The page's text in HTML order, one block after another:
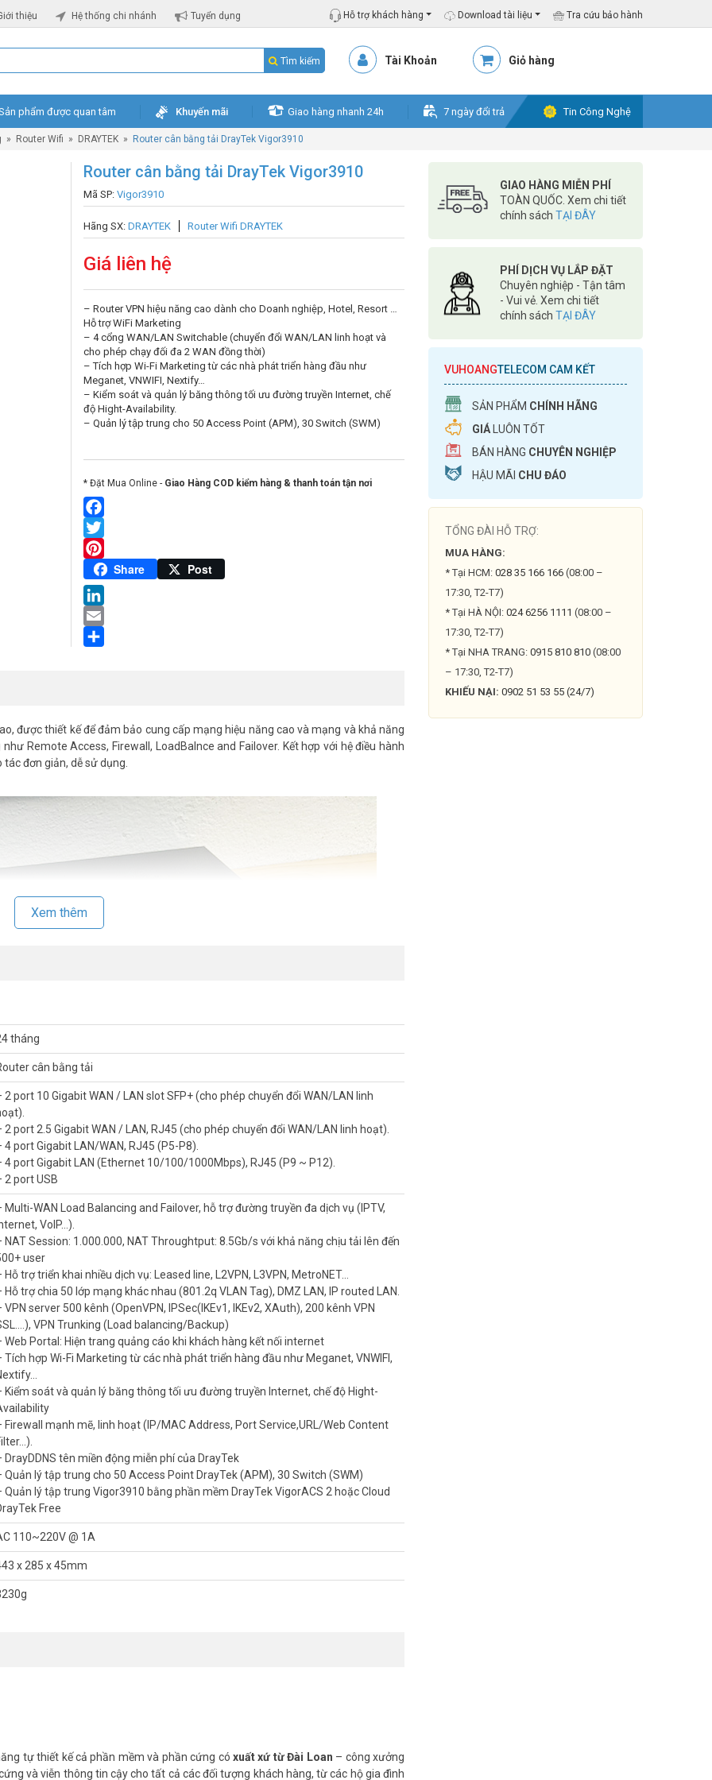
thiệu Hệ thống chi nhánh Tuyển dụng Hỗ trợ khách hàng Download tài liệu Tra cứu bảo hành
Tìm kiếm Tài Khoản Giỏ hàng
phẩm được quan tâm Khuyến mãi Giao hàng nhanh 24h 7 ngày đổi trả Tin Công Nghệ
» Router Wifi » DRAYTEK » Router cân bằng tải DrayTek Vigor3910
Router cân bằng tải DrayTek Vigor3910
Mã SP: Vigor3910
Hãng SX: DRAYTEK Router Wifi DRAYTEK
Giá liên hệ
– Router VPN hiệu năng cao dành cho Doanh nghiệp, Hotel, Resort …
Hỗ trợ WiFi Marketing
– 4 cổng WAN/LAN Switchable (chuyển đổi WAN/LAN linh hoạt và
cho phép chạy đối đa 2 WAN đồng thời)
– Tích hợp Wi-Fi Marketing từ các nhà phát triển hàng đầu như
Meganet, VNWIFI, Nextify…
– Kiểm soát và quản lý băng thông tối ưu đường truyền Internet, chế
độ Hight-Availability.
– Quản lý tập trung cho 50 Access Point (APM), 30 Switch (SWM)
* Đặt Mua Online - Giao Hàng COD kiểm hàng & thanh toán tận nơi
Facebook
Twitter
Pinterest
Share Post
LinkedIn
Email
được thiết kế để đảm bảo cung cấp mạng hiệu năng cao và mạng và khả năng
Remote Access, Firewall, LoadBalnce and Failover. Kết hợp với hệ điều hành
đơn giản, dễ sử dụng.
các yêu cầu mạng của bạn, trong đó có:
WAN/LAN linh hoạt).
LAN linh hoạt).
dụng (P9-P12).
với các ứng dụng mạng cho các doanh nghiệp vừa và lớn đòi hỏi nhiều băng
hoạt động ổn định và tính dự phòng cao. Các WAN có thể được sử dụng WAN-
bảo cho bạn có thể kiểm soát chính xác cổng và lưu lượng được định tuyến.
trong trường hợp kết nối internet chính của bạn bị ngắt, khi đó lưu lượng truy
được khôi phục lưu lượng truy cập sẽ được chuyển trợ lại kết nối chính.
cung cấp nhiều giao thức, các loại mã hóa và phương thức xác thực khác nhau.
3.3Gb/s, với tối đa 500 kênh VPN đồng thời, Vigor3910 có thể cung cấp đủ lưu
nghiệm người dùng. Với SSL VPN Vigor3910 cung cấp tốc độ cao cho mỗi kết
nối SSL VPN đồng thời.
quản lý 50 mạng cục bộ riêng biệt thông qua thẻ VLAN tag 802.1Q. Mỗi mạng
các mạng cục bộ giao tiếp với nhau, chia sẻ tài nguyên với nhau.
nền tảng quản lý tập trung VigorACS 2. Giải pháp này cung cấp khả năng cung
của bạn, đây là nền tảng quản lý tập trung lý tưởng cho hệ thống nhiều thiết
một lúc đồng thời nhiều thiết bị, quản lý VPN và cảnh báo tình trạng kết nối
lý tập trung Access Point (APM) và Switch (SWM) cho phép bạn quản lý tập
Xem thêm
tháng
cân bằng tải
2 port 10 Gigabit WAN / LAN slot SFP+ (cho phép chuyển đổi WAN/LAN linh
2 port 2.5 Gigabit WAN / LAN, RJ45 (cho phép chuyển đổi WAN/LAN linh hoạt).
4 port Gigabit LAN/WAN, RJ45 (P5-P8).
4 port Gigabit LAN (Ethernet 10/100/1000Mbps), RJ45 (P9 ~ P12).
2 port USB
Multi-WAN Load Balancing and Failover, hỗ trợ đường truyền đa dịch vụ (IPTV,
VoIP…).
NAT Session: 1.000.000, NAT Throughtput: 8.5Gb/s với khả năng chịu tải lên đến
user
Hỗ trợ triển khai nhiều dịch vụ: Leased line, L2VPN, L3VPN, MetroNET…
Hỗ trợ chia 50 lớp mạng khác nhau (801.2q VLAN Tag), DMZ LAN, IP routed LAN.
VPN server 500 kênh (OpenVPN, IPSec(IKEv1, IKEv2, XAuth), 200 kênh VPN
VPN Trunking (Load balancing/Backup)
Web Portal: Hiện trang quảng cáo khi khách hàng kết nối internet
Tích hợp Wi-Fi Marketing từ các nhà phát triển hàng đầu như Meganet, VNWIFI,
Kiểm soát và quản lý băng thông tối ưu đường truyền Internet, chế độ Hight-
Firewall mạnh mẽ, linh hoạt (IP/MAC Address, Port Service,URL/Web Content
DrayDDNS tên miền động miễn phí của DrayTek
Quản lý tập trung cho 50 Access Point DrayTek (APM), 30 Switch (SWM)
Quản lý tập trung Vigor3910 bằng phần mềm DrayTek VigorACS 2 hoặc Cloud
Free
110~220V @ 1A
x 285 x 45mm
tự thiết kế cả phần mềm và phần cứng có xuất xứ từ Đài Loan – công xưởng
và viễn thông tin cậy cho tất cả các đối tượng khách hàng, từ các hộ gia đình
GIAO HÀNG MIỄN PHÍ
TOÀN QUỐC. Xem chi tiết
chính sách TẠI ĐÂY
PHÍ DỊCH VỤ LẮP ĐẶT
Chuyên nghiệp - Tận tâm
- Vui vẻ. Xem chi tiết
chính sách TẠI ĐÂY
VUHOANGTELECOM CAM KẾT
SẢN PHẨM CHÍNH HÃNG
GIÁ LUÔN TỐT
BÁN HÀNG CHUYÊN NGHIỆP
HẬU MÃI CHU ĐÁO
TỔNG ĐÀI HỖ TRỢ:
MUA HÀNG:
* Tại HCM: 028 35 166 166 (08:00 –
17:30, T2-T7)
* Tại HÀ NỘI: 024 6256 1111 (08:00 –
17:30, T2-T7)
* Tại NHA TRANG: 0915 810 810 (08:00
– 17:30, T2-T7)
KHIẾU NẠI: 0902 51 53 55 (24/7)